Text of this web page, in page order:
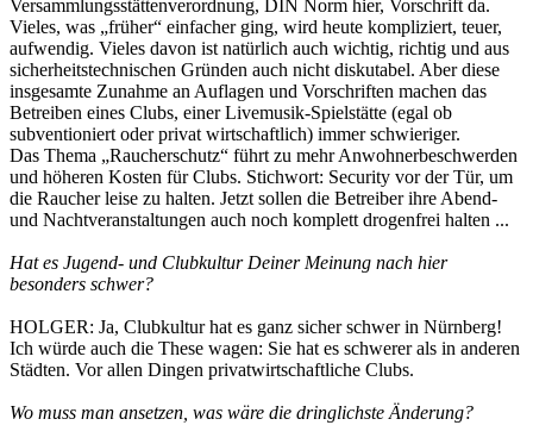
Versammlungsstättenverordnung, DIN Norm hier, Vorschrift da.
Vieles, was „früher“ einfacher ging, wird heute kompliziert, teuer,
aufwendig. Vieles davon ist natürlich auch wichtig, richtig und aus
sicherheitstechnischen Gründen auch nicht diskutabel. Aber diese
insgesamte Zunahme an Auflagen und Vorschriften machen das
Betreiben eines Clubs, einer Livemusik-Spielstätte (egal ob
subventioniert oder privat wirtschaftlich) immer schwieriger.
Das Thema „Raucherschutz“ führt zu mehr Anwohnerbeschwerden
und höheren Kosten für Clubs. Stichwort: Security vor der Tür, um
die Raucher leise zu halten. Jetzt sollen die Betreiber ihre Abend-
und Nachtveranstaltungen auch noch komplett drogenfrei halten ...
Hat es Jugend- und Clubkultur Deiner Meinung nach hier
besonders schwer?
HOLGER: Ja, Clubkultur hat es ganz sicher schwer in Nürnberg!
Ich würde auch die These wagen: Sie hat es schwerer als in anderen
Städten. Vor allen Dingen privatwirtschaftliche Clubs.
Wo muss man ansetzen, was wäre die dringlichste Änderung?